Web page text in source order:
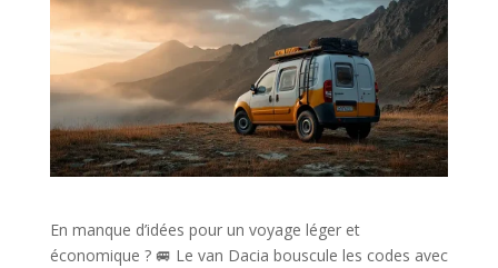
En manque d’idées pour un voyage léger et
économique ? 🚐 Le van Dacia bouscule les codes avec